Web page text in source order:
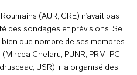
(AUR, CRE) n’avait pas
des sondages et prévisions. Se
que nombre de ses membres
Chelaru, PUNR, PRM, PC
USR), il a organisé des